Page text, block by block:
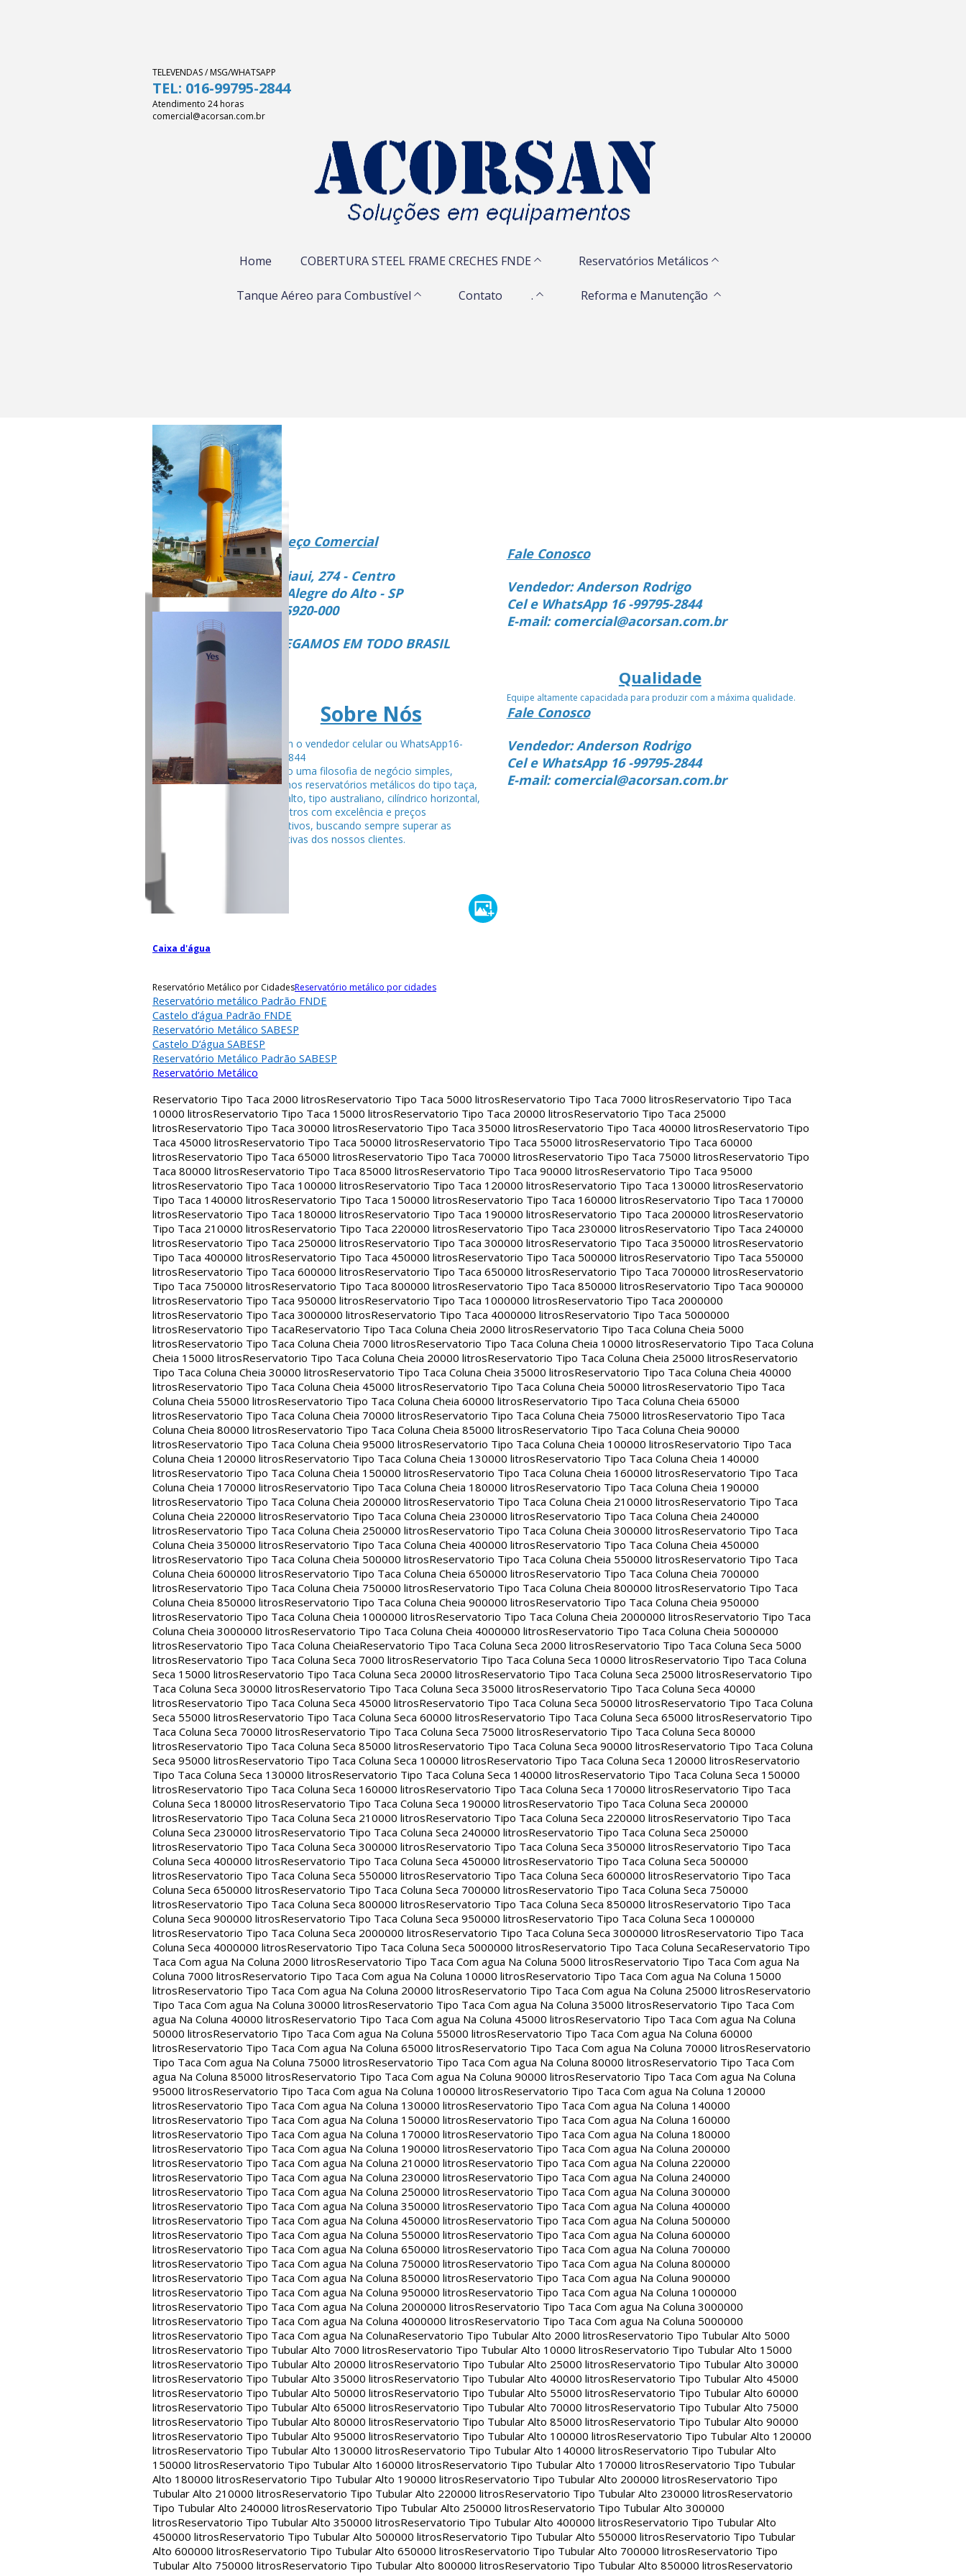
TELEVENDAS / MSG/WHATSAPP
TEL: 016-99795-2844
Atendimento 24 horas
comercial@acorsan.com.br
Home COBERTURA STEEL FRAME CRECHES FNDE Reservatórios Metálicos
Tanque Aéreo para Combustível Contato . Reforma e Manutenção
Endereço Comercial
Rua Piaui, 274 - Centro
Vista Alegre do Alto - SP
CEP 15920-000
ENTREGAMOS EM TODO BRASIL
Sobre Nós
Fale com o vendedor celular ou WhatsApp16-
99795-2844
Seguindo uma filosofia de negócio simples,
fabricamos reservatórios metálicos do tipo taça,
tubular alto, tipo australiano, cilíndrico horizontal,
entre outros com excelência e preços
competitivos, buscando sempre superar as
espectativas dos nossos clientes.
Fale Conosco
Vendedor: Anderson Rodrigo
Cel e WhatsApp 16 -99795-2844
E-mail: comercial@acorsan.com.br
Qualidade
Equipe altamente capacidada para produzir com a máxima qualidade.
Fale Conosco
Vendedor: Anderson Rodrigo
Cel e WhatsApp 16 -99795-2844
E-mail: comercial@acorsan.com.br
Caixa d'água
Reservatório Metálico por CidadesReservatório metálico por cidades
Reservatório metálico Padrão FNDE
Castelo d’água Padrão FNDE
Reservatório Metálico SABESP
Castelo D’água SABESP
Reservatório Metálico Padrão SABESP
Reservatório Metálico
Reservatorio Tipo Taca 2000 litrosReservatorio Tipo Taca 5000 litrosReservatorio Tipo Taca 7000 litrosReservatorio Tipo Taca
10000 litrosReservatorio Tipo Taca 15000 litrosReservatorio Tipo Taca 20000 litrosReservatorio Tipo Taca 25000
litrosReservatorio Tipo Taca 30000 litrosReservatorio Tipo Taca 35000 litrosReservatorio Tipo Taca 40000 litrosReservatorio Tipo
Taca 45000 litrosReservatorio Tipo Taca 50000 litrosReservatorio Tipo Taca 55000 litrosReservatorio Tipo Taca 60000
litrosReservatorio Tipo Taca 65000 litrosReservatorio Tipo Taca 70000 litrosReservatorio Tipo Taca 75000 litrosReservatorio Tipo
Taca 80000 litrosReservatorio Tipo Taca 85000 litrosReservatorio Tipo Taca 90000 litrosReservatorio Tipo Taca 95000
litrosReservatorio Tipo Taca 100000 litrosReservatorio Tipo Taca 120000 litrosReservatorio Tipo Taca 130000 litrosReservatorio
Tipo Taca 140000 litrosReservatorio Tipo Taca 150000 litrosReservatorio Tipo Taca 160000 litrosReservatorio Tipo Taca 170000
litrosReservatorio Tipo Taca 180000 litrosReservatorio Tipo Taca 190000 litrosReservatorio Tipo Taca 200000 litrosReservatorio
Tipo Taca 210000 litrosReservatorio Tipo Taca 220000 litrosReservatorio Tipo Taca 230000 litrosReservatorio Tipo Taca 240000
litrosReservatorio Tipo Taca 250000 litrosReservatorio Tipo Taca 300000 litrosReservatorio Tipo Taca 350000 litrosReservatorio
Tipo Taca 400000 litrosReservatorio Tipo Taca 450000 litrosReservatorio Tipo Taca 500000 litrosReservatorio Tipo Taca 550000
litrosReservatorio Tipo Taca 600000 litrosReservatorio Tipo Taca 650000 litrosReservatorio Tipo Taca 700000 litrosReservatorio
Tipo Taca 750000 litrosReservatorio Tipo Taca 800000 litrosReservatorio Tipo Taca 850000 litrosReservatorio Tipo Taca 900000
litrosReservatorio Tipo Taca 950000 litrosReservatorio Tipo Taca 1000000 litrosReservatorio Tipo Taca 2000000
litrosReservatorio Tipo Taca 3000000 litrosReservatorio Tipo Taca 4000000 litrosReservatorio Tipo Taca 5000000
litrosReservatorio Tipo TacaReservatorio Tipo Taca Coluna Cheia 2000 litrosReservatorio Tipo Taca Coluna Cheia 5000
litrosReservatorio Tipo Taca Coluna Cheia 7000 litrosReservatorio Tipo Taca Coluna Cheia 10000 litrosReservatorio Tipo Taca Coluna
Cheia 15000 litrosReservatorio Tipo Taca Coluna Cheia 20000 litrosReservatorio Tipo Taca Coluna Cheia 25000 litrosReservatorio
Tipo Taca Coluna Cheia 30000 litrosReservatorio Tipo Taca Coluna Cheia 35000 litrosReservatorio Tipo Taca Coluna Cheia 40000
litrosReservatorio Tipo Taca Coluna Cheia 45000 litrosReservatorio Tipo Taca Coluna Cheia 50000 litrosReservatorio Tipo Taca
Coluna Cheia 55000 litrosReservatorio Tipo Taca Coluna Cheia 60000 litrosReservatorio Tipo Taca Coluna Cheia 65000
litrosReservatorio Tipo Taca Coluna Cheia 70000 litrosReservatorio Tipo Taca Coluna Cheia 75000 litrosReservatorio Tipo Taca
Coluna Cheia 80000 litrosReservatorio Tipo Taca Coluna Cheia 85000 litrosReservatorio Tipo Taca Coluna Cheia 90000
litrosReservatorio Tipo Taca Coluna Cheia 95000 litrosReservatorio Tipo Taca Coluna Cheia 100000 litrosReservatorio Tipo Taca
Coluna Cheia 120000 litrosReservatorio Tipo Taca Coluna Cheia 130000 litrosReservatorio Tipo Taca Coluna Cheia 140000
litrosReservatorio Tipo Taca Coluna Cheia 150000 litrosReservatorio Tipo Taca Coluna Cheia 160000 litrosReservatorio Tipo Taca
Coluna Cheia 170000 litrosReservatorio Tipo Taca Coluna Cheia 180000 litrosReservatorio Tipo Taca Coluna Cheia 190000
litrosReservatorio Tipo Taca Coluna Cheia 200000 litrosReservatorio Tipo Taca Coluna Cheia 210000 litrosReservatorio Tipo Taca
Coluna Cheia 220000 litrosReservatorio Tipo Taca Coluna Cheia 230000 litrosReservatorio Tipo Taca Coluna Cheia 240000
litrosReservatorio Tipo Taca Coluna Cheia 250000 litrosReservatorio Tipo Taca Coluna Cheia 300000 litrosReservatorio Tipo Taca
Coluna Cheia 350000 litrosReservatorio Tipo Taca Coluna Cheia 400000 litrosReservatorio Tipo Taca Coluna Cheia 450000
litrosReservatorio Tipo Taca Coluna Cheia 500000 litrosReservatorio Tipo Taca Coluna Cheia 550000 litrosReservatorio Tipo Taca
Coluna Cheia 600000 litrosReservatorio Tipo Taca Coluna Cheia 650000 litrosReservatorio Tipo Taca Coluna Cheia 700000
litrosReservatorio Tipo Taca Coluna Cheia 750000 litrosReservatorio Tipo Taca Coluna Cheia 800000 litrosReservatorio Tipo Taca
Coluna Cheia 850000 litrosReservatorio Tipo Taca Coluna Cheia 900000 litrosReservatorio Tipo Taca Coluna Cheia 950000
litrosReservatorio Tipo Taca Coluna Cheia 1000000 litrosReservatorio Tipo Taca Coluna Cheia 2000000 litrosReservatorio Tipo Taca
Coluna Cheia 3000000 litrosReservatorio Tipo Taca Coluna Cheia 4000000 litrosReservatorio Tipo Taca Coluna Cheia 5000000
litrosReservatorio Tipo Taca Coluna CheiaReservatorio Tipo Taca Coluna Seca 2000 litrosReservatorio Tipo Taca Coluna Seca 5000
litrosReservatorio Tipo Taca Coluna Seca 7000 litrosReservatorio Tipo Taca Coluna Seca 10000 litrosReservatorio Tipo Taca Coluna
Seca 15000 litrosReservatorio Tipo Taca Coluna Seca 20000 litrosReservatorio Tipo Taca Coluna Seca 25000 litrosReservatorio Tipo
Taca Coluna Seca 30000 litrosReservatorio Tipo Taca Coluna Seca 35000 litrosReservatorio Tipo Taca Coluna Seca 40000
litrosReservatorio Tipo Taca Coluna Seca 45000 litrosReservatorio Tipo Taca Coluna Seca 50000 litrosReservatorio Tipo Taca Coluna
Seca 55000 litrosReservatorio Tipo Taca Coluna Seca 60000 litrosReservatorio Tipo Taca Coluna Seca 65000 litrosReservatorio Tipo
Taca Coluna Seca 70000 litrosReservatorio Tipo Taca Coluna Seca 75000 litrosReservatorio Tipo Taca Coluna Seca 80000
litrosReservatorio Tipo Taca Coluna Seca 85000 litrosReservatorio Tipo Taca Coluna Seca 90000 litrosReservatorio Tipo Taca Coluna
Seca 95000 litrosReservatorio Tipo Taca Coluna Seca 100000 litrosReservatorio Tipo Taca Coluna Seca 120000 litrosReservatorio
Tipo Taca Coluna Seca 130000 litrosReservatorio Tipo Taca Coluna Seca 140000 litrosReservatorio Tipo Taca Coluna Seca 150000
litrosReservatorio Tipo Taca Coluna Seca 160000 litrosReservatorio Tipo Taca Coluna Seca 170000 litrosReservatorio Tipo Taca
Coluna Seca 180000 litrosReservatorio Tipo Taca Coluna Seca 190000 litrosReservatorio Tipo Taca Coluna Seca 200000
litrosReservatorio Tipo Taca Coluna Seca 210000 litrosReservatorio Tipo Taca Coluna Seca 220000 litrosReservatorio Tipo Taca
Coluna Seca 230000 litrosReservatorio Tipo Taca Coluna Seca 240000 litrosReservatorio Tipo Taca Coluna Seca 250000
litrosReservatorio Tipo Taca Coluna Seca 300000 litrosReservatorio Tipo Taca Coluna Seca 350000 litrosReservatorio Tipo Taca
Coluna Seca 400000 litrosReservatorio Tipo Taca Coluna Seca 450000 litrosReservatorio Tipo Taca Coluna Seca 500000
litrosReservatorio Tipo Taca Coluna Seca 550000 litrosReservatorio Tipo Taca Coluna Seca 600000 litrosReservatorio Tipo Taca
Coluna Seca 650000 litrosReservatorio Tipo Taca Coluna Seca 700000 litrosReservatorio Tipo Taca Coluna Seca 750000
litrosReservatorio Tipo Taca Coluna Seca 800000 litrosReservatorio Tipo Taca Coluna Seca 850000 litrosReservatorio Tipo Taca
Coluna Seca 900000 litrosReservatorio Tipo Taca Coluna Seca 950000 litrosReservatorio Tipo Taca Coluna Seca 1000000
litrosReservatorio Tipo Taca Coluna Seca 2000000 litrosReservatorio Tipo Taca Coluna Seca 3000000 litrosReservatorio Tipo Taca
Coluna Seca 4000000 litrosReservatorio Tipo Taca Coluna Seca 5000000 litrosReservatorio Tipo Taca Coluna SecaReservatorio Tipo
Taca Com agua Na Coluna 2000 litrosReservatorio Tipo Taca Com agua Na Coluna 5000 litrosReservatorio Tipo Taca Com agua Na
Coluna 7000 litrosReservatorio Tipo Taca Com agua Na Coluna 10000 litrosReservatorio Tipo Taca Com agua Na Coluna 15000
litrosReservatorio Tipo Taca Com agua Na Coluna 20000 litrosReservatorio Tipo Taca Com agua Na Coluna 25000 litrosReservatorio
Tipo Taca Com agua Na Coluna 30000 litrosReservatorio Tipo Taca Com agua Na Coluna 35000 litrosReservatorio Tipo Taca Com
agua Na Coluna 40000 litrosReservatorio Tipo Taca Com agua Na Coluna 45000 litrosReservatorio Tipo Taca Com agua Na Coluna
50000 litrosReservatorio Tipo Taca Com agua Na Coluna 55000 litrosReservatorio Tipo Taca Com agua Na Coluna 60000
litrosReservatorio Tipo Taca Com agua Na Coluna 65000 litrosReservatorio Tipo Taca Com agua Na Coluna 70000 litrosReservatorio
Tipo Taca Com agua Na Coluna 75000 litrosReservatorio Tipo Taca Com agua Na Coluna 80000 litrosReservatorio Tipo Taca Com
agua Na Coluna 85000 litrosReservatorio Tipo Taca Com agua Na Coluna 90000 litrosReservatorio Tipo Taca Com agua Na Coluna
95000 litrosReservatorio Tipo Taca Com agua Na Coluna 100000 litrosReservatorio Tipo Taca Com agua Na Coluna 120000
litrosReservatorio Tipo Taca Com agua Na Coluna 130000 litrosReservatorio Tipo Taca Com agua Na Coluna 140000
litrosReservatorio Tipo Taca Com agua Na Coluna 150000 litrosReservatorio Tipo Taca Com agua Na Coluna 160000
litrosReservatorio Tipo Taca Com agua Na Coluna 170000 litrosReservatorio Tipo Taca Com agua Na Coluna 180000
litrosReservatorio Tipo Taca Com agua Na Coluna 190000 litrosReservatorio Tipo Taca Com agua Na Coluna 200000
litrosReservatorio Tipo Taca Com agua Na Coluna 210000 litrosReservatorio Tipo Taca Com agua Na Coluna 220000
litrosReservatorio Tipo Taca Com agua Na Coluna 230000 litrosReservatorio Tipo Taca Com agua Na Coluna 240000
litrosReservatorio Tipo Taca Com agua Na Coluna 250000 litrosReservatorio Tipo Taca Com agua Na Coluna 300000
litrosReservatorio Tipo Taca Com agua Na Coluna 350000 litrosReservatorio Tipo Taca Com agua Na Coluna 400000
litrosReservatorio Tipo Taca Com agua Na Coluna 450000 litrosReservatorio Tipo Taca Com agua Na Coluna 500000
litrosReservatorio Tipo Taca Com agua Na Coluna 550000 litrosReservatorio Tipo Taca Com agua Na Coluna 600000
litrosReservatorio Tipo Taca Com agua Na Coluna 650000 litrosReservatorio Tipo Taca Com agua Na Coluna 700000
litrosReservatorio Tipo Taca Com agua Na Coluna 750000 litrosReservatorio Tipo Taca Com agua Na Coluna 800000
litrosReservatorio Tipo Taca Com agua Na Coluna 850000 litrosReservatorio Tipo Taca Com agua Na Coluna 900000
litrosReservatorio Tipo Taca Com agua Na Coluna 950000 litrosReservatorio Tipo Taca Com agua Na Coluna 1000000
litrosReservatorio Tipo Taca Com agua Na Coluna 2000000 litrosReservatorio Tipo Taca Com agua Na Coluna 3000000
litrosReservatorio Tipo Taca Com agua Na Coluna 4000000 litrosReservatorio Tipo Taca Com agua Na Coluna 5000000
litrosReservatorio Tipo Taca Com agua Na ColunaReservatorio Tipo Tubular Alto 2000 litrosReservatorio Tipo Tubular Alto 5000
litrosReservatorio Tipo Tubular Alto 7000 litrosReservatorio Tipo Tubular Alto 10000 litrosReservatorio Tipo Tubular Alto 15000
litrosReservatorio Tipo Tubular Alto 20000 litrosReservatorio Tipo Tubular Alto 25000 litrosReservatorio Tipo Tubular Alto 30000
litrosReservatorio Tipo Tubular Alto 35000 litrosReservatorio Tipo Tubular Alto 40000 litrosReservatorio Tipo Tubular Alto 45000
litrosReservatorio Tipo Tubular Alto 50000 litrosReservatorio Tipo Tubular Alto 55000 litrosReservatorio Tipo Tubular Alto 60000
litrosReservatorio Tipo Tubular Alto 65000 litrosReservatorio Tipo Tubular Alto 70000 litrosReservatorio Tipo Tubular Alto 75000
litrosReservatorio Tipo Tubular Alto 80000 litrosReservatorio Tipo Tubular Alto 85000 litrosReservatorio Tipo Tubular Alto 90000
litrosReservatorio Tipo Tubular Alto 95000 litrosReservatorio Tipo Tubular Alto 100000 litrosReservatorio Tipo Tubular Alto 120000
litrosReservatorio Tipo Tubular Alto 130000 litrosReservatorio Tipo Tubular Alto 140000 litrosReservatorio Tipo Tubular Alto
150000 litrosReservatorio Tipo Tubular Alto 160000 litrosReservatorio Tipo Tubular Alto 170000 litrosReservatorio Tipo Tubular
Alto 180000 litrosReservatorio Tipo Tubular Alto 190000 litrosReservatorio Tipo Tubular Alto 200000 litrosReservatorio Tipo
Tubular Alto 210000 litrosReservatorio Tipo Tubular Alto 220000 litrosReservatorio Tipo Tubular Alto 230000 litrosReservatorio
Tipo Tubular Alto 240000 litrosReservatorio Tipo Tubular Alto 250000 litrosReservatorio Tipo Tubular Alto 300000
litrosReservatorio Tipo Tubular Alto 350000 litrosReservatorio Tipo Tubular Alto 400000 litrosReservatorio Tipo Tubular Alto
450000 litrosReservatorio Tipo Tubular Alto 500000 litrosReservatorio Tipo Tubular Alto 550000 litrosReservatorio Tipo Tubular
Alto 600000 litrosReservatorio Tipo Tubular Alto 650000 litrosReservatorio Tipo Tubular Alto 700000 litrosReservatorio Tipo
Tubular Alto 750000 litrosReservatorio Tipo Tubular Alto 800000 litrosReservatorio Tipo Tubular Alto 850000 litrosReservatorio